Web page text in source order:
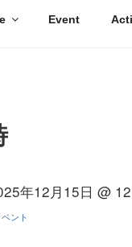
Event
年12月15日 @
ント